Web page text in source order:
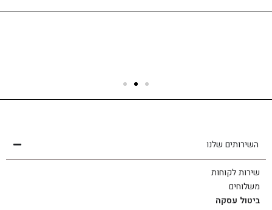
שירות לקוחות
השירותים שלנו
שירות לקוחות
משלוחים
ביטול עסקה